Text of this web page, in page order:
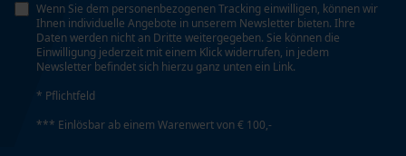
Wenn Sie dem personenbezogenen Tracking einwilligen, können wir
Ihnen individuelle Angebote in unserem Newsletter bieten. Ihre
Daten werden nicht an Dritte weitergegeben. Sie können die
Einwilligung jederzeit mit einem Klick widerrufen, in jedem
Newsletter befindet sich hierzu ganz unten ein Link.
* Pflichtfeld
*** Einlösbar ab einem Warenwert von € 100,-
Session ID
Speichern der Auswahl zur
Datenverarbeitung